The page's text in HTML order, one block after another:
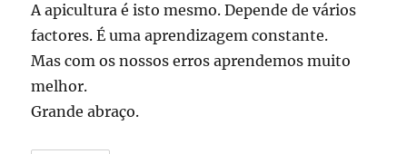
A apicultura é isto mesmo. Depende de vários
factores. É uma aprendizagem constante.
Mas com os nossos erros aprendemos muito
melhor.
Grande abraço.